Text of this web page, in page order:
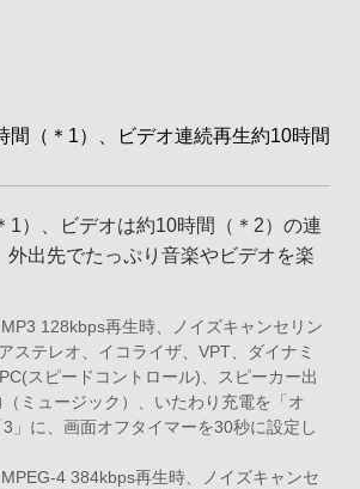
間（＊1）、ビデオ連続再生約10時間
1）、ビデオは約10時間（＊2）の連
外出先でたっぷり音楽やビデオを楽
128kbps再生時、ノイズキャンセリン
ステレオ、イコライザ、VPT、ダイナミ
スピードコントロール)、スピーカー出
ミュージック）、いたわり充電を「オ
」に、画面オフタイマーを30秒に設定し
4 384kbps再生時、ノイズキャンセ